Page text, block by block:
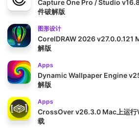
Capture One Pro / Studio
件破解版
图形设计
CorelDRAW 2026 v27.0.0.121
解版
Apps
Dynamic Wallpaper Engine
解版
Apps
CrossOver v26.3.0 Mac上运
载